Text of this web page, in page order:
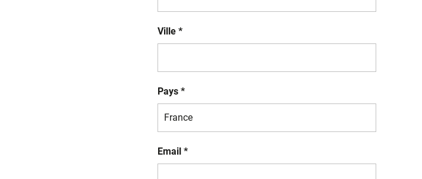
Ville *
Pays *
Email *